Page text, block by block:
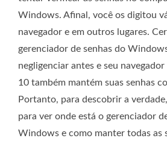
Windows. Afinal, você os digitou
navegador e em outros lugares.
gerenciador de senhas do
negligenciar antes e seu
10 também mantém suas senhas
Portanto, para descobrir a
para ver onde está o gerenciador
Windows e como manter todas as